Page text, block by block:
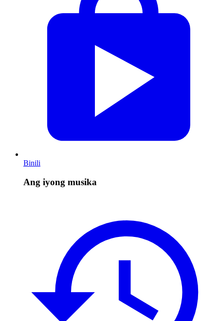
Binili
Ang iyong musika